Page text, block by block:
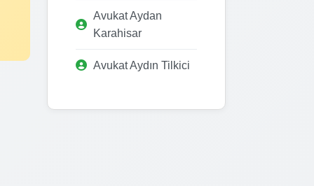
Avukat Aydan
Karahisar
Avukat Aydın Tilkici